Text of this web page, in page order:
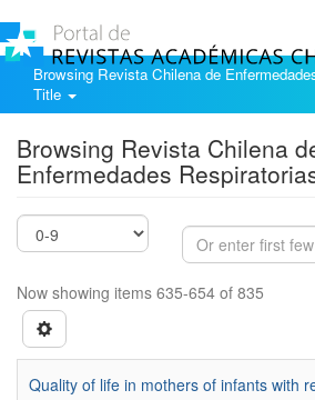
Browsing Revista Chilena de
Title
Browsing Revista Chilena
Enfermedades
Now showing items 635-654 of 835
Quality of life in mothers of infants with